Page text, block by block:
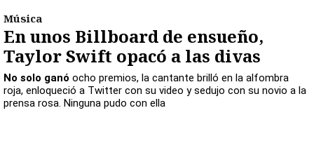
Música
En unos Billboard de ensueño,
Taylor Swift opacó a las divas
No solo ganó ocho premios, la cantante brilló en la alfombra
roja, enloqueció a Twitter con su video y sedujo con su novio a la
prensa rosa. Ninguna pudo con ella